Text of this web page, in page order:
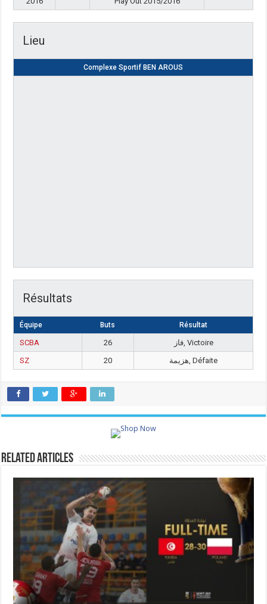
Lieu
Complexe Sportif BEN AROUS
Résultats
Équipe Buts Résultat
SCBA 26
فاز, Victoire
SZ
20 هزيمة, Défaite
Related Articles